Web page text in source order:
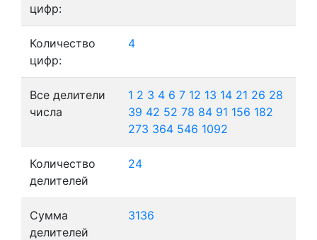
цифр:
Количество
цифр:
4
Все делители
числа
1 2 3 4 6 7 12 13 14 21 26 28
39 42 52 78 84 91 156 182
273 364 546 1092
Количество
делителей
24
Сумма
делителей
3136